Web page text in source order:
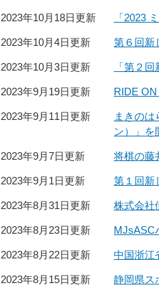
2023年10月18日更新 「2023
2023年10月4日更新 第６回新
2023年10月3日更新 「第２
2023年9月19日更新 RIDE
2023年9月11日更新
まきの
ン）」を
2023年9月7日更新 将棋の藤
2023年9月1日更新 第１回新
2023年8月31日更新 株式会社
2023年8月23日更新 MJsASC
2023年8月22日更新 中国浙江
2023年8月15日更新 静岡県ス